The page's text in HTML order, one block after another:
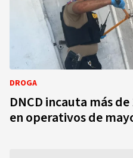
DROGA
DNCD incauta más
en operativos de